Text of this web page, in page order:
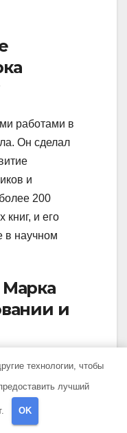
работами в
Он сделал
и
200
книг, и его
в научном
Марка
и
в развитие
Он не только
технологии, чтобы
лучший
OK